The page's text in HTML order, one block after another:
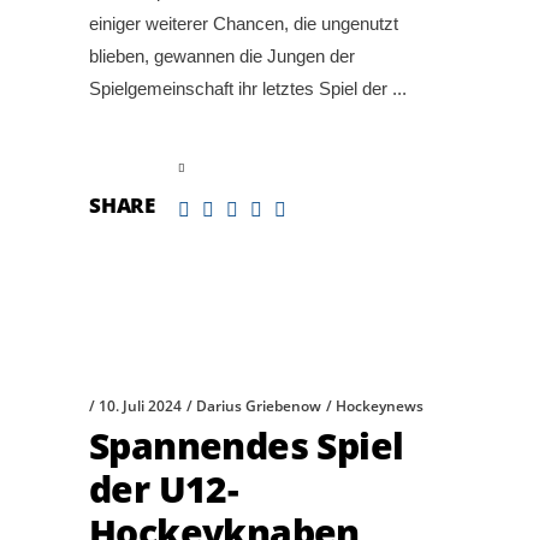
einiger weiterer Chancen, die ungenutzt
blieben, gewannen die Jungen der
Spielgemeinschaft ihr letztes Spiel der
SHARE
10. Juli 2024 Darius Griebenow Hockeynews
Spannendes Spiel
der U12-